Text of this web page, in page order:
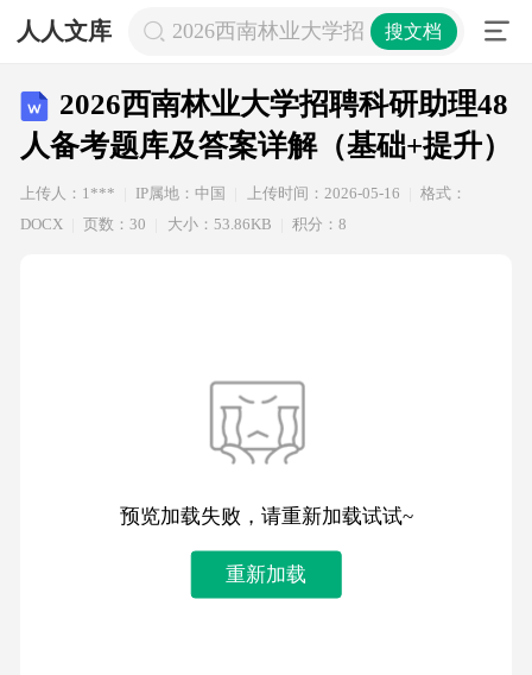
人人文库 2026西南林业大学招聘科研助理48人
搜文档
2026西南林业大学招聘科研助理48
人备考题库及答案详解（基础+提升）
上传人：1*** IP属地：中国 上传时间：2026-05-16
格式：
DOCX
页数：30 大小：53.86KB 积分：8
预览加载失败，请重新加载试试~
重新加载